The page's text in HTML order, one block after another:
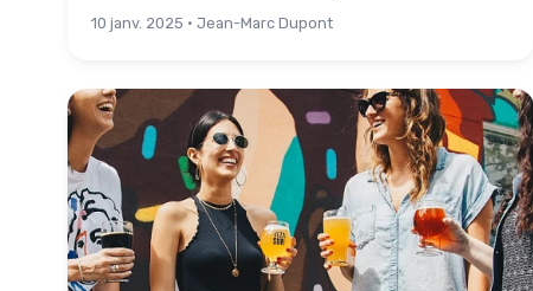
10 janv. 2025 · Jean-Marc Dupont